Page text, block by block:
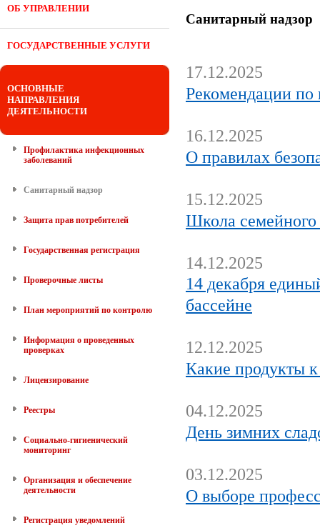
ОБ УПРАВЛЕНИИ
ГОСУДАРСТВЕННЫЕ УСЛУГИ
ОСНОВНЫЕ
НАПРАВЛЕНИЯ
ДЕЯТЕЛЬНОСТИ
Профилактика инфекционных
заболеваний
Санитарный надзор
Защита прав потребителей
Государственная регистрация
Проверочные листы
План мероприятий по контролю
Информация о проведенных
проверках
Лицензирование
Реестры
Социально-гигиенический
мониторинг
Организация и обеспечение
деятельности
Регистрация уведомлений
Санитарный надзор
17.12.2025
Рекомендации
16.12.2025
О правилах
15.12.2025
Школа семейного
14.12.2025
14 декабря
бассейне
12.12.2025
Какие продукты
04.12.2025
День зимних
03.12.2025
О выборе